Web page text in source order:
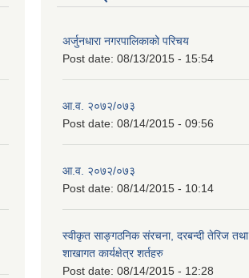
अर्जुनधारा नगरपालिकाको परिचय
Post date: 08/13/2015 - 15:54
आ.व. २०७२/०७३
Post date: 08/14/2015 - 09:56
आ.व. २०७२/०७३
Post date: 08/14/2015 - 10:14
स्वीकृत साङ्गठनिक संरचना, दरबन्दी तेरिज तथा
शाखागत कार्यक्षेत्र शर्तहरु
Post date: 08/14/2015 - 12:28